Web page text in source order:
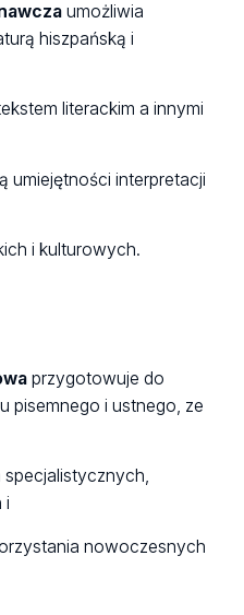
umożliwia
hiszpańską i
literackim a innymi
umiejętności interpretacji
i kulturowych.
przygotowuje do
pisemnego i ustnego, ze
specjalistycznych,
i
nowoczesnych